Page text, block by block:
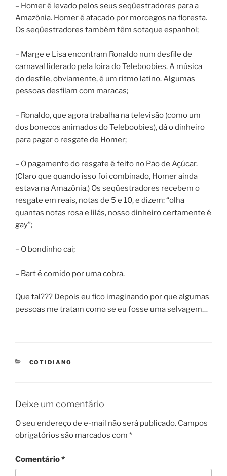
– Homer é levado pelos seus seqüestradores para a
Amazônia. Homer é atacado por morcegos na floresta.
Os seqüestradores também têm sotaque espanhol;
– Marge e Lisa encontram Ronaldo num desfile de
carnaval liderado pela loira do Teleboobies. A música
do desfile, obviamente, é um ritmo latino. Algumas
pessoas desfilam com maracas;
– Ronaldo, que agora trabalha na televisão (como um
dos bonecos animados do Teleboobies), dá o dinheiro
para pagar o resgate de Homer;
– O pagamento do resgate é feito no Pão de Açúcar.
(Claro que quando isso foi combinado, Homer ainda
estava na Amazônia.) Os seqüestradores recebem o
resgate em reais, notas de 5 e 10, e dizem: “olha
quantas notas rosa e lilás, nosso dinheiro certamente é
gay”;
– O bondinho cai;
– Bart é comido por uma cobra.
Que tal??? Depois eu fico imaginando por que algumas
pessoas me tratam como se eu fosse uma selvagem…
CATEGORIES
COTIDIANO
Deixe um comentário
O seu endereço de e-mail não será publicado. Campos
obrigatórios são marcados com *
Comentário*